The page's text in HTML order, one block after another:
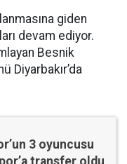
giden
devam ediyor.
Besnik
Diyarbakır’da
3 oyuncusu